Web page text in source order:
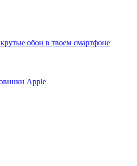
обои в твоем смартфоне
Apple